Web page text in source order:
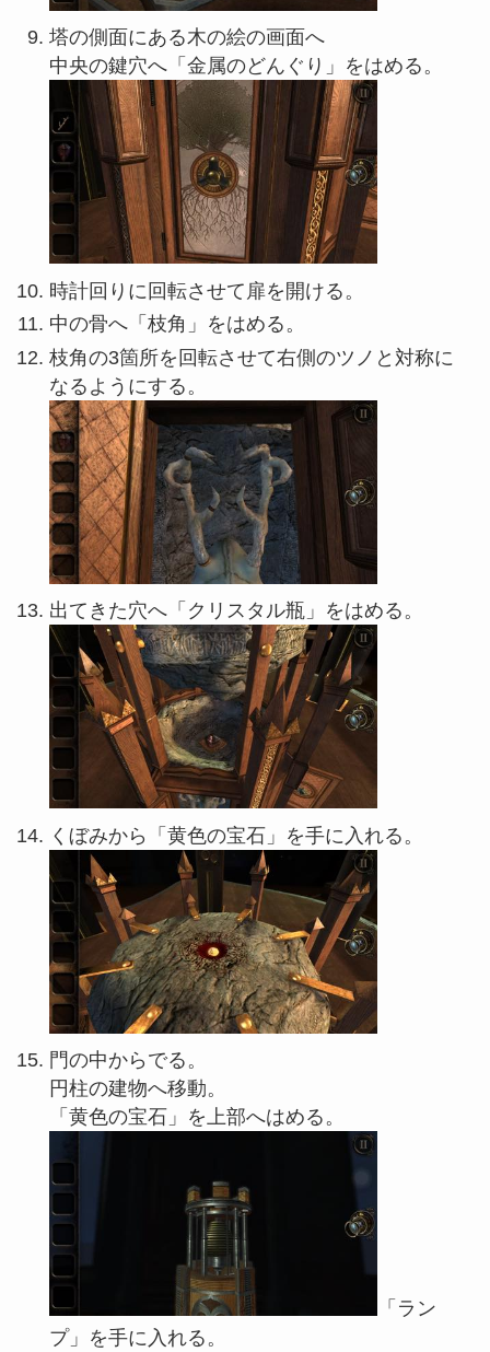
塔の側面にある木の絵の画面へ
中央の鍵穴へ「金属のどんぐり」をはめる。
時計回りに回転させて扉を開ける。
中の骨へ「枝角」をはめる。
枝角の3箇所を回転させて右側のツノと対称に
なるようにする。
出てきた穴へ「クリスタル瓶」をはめる。
くぼみから「黄色の宝石」を手に入れる。
門の中からでる。
円柱の建物へ移動。
「黄色の宝石」を上部へはめる。
「ラン
プ」を手に入れる。